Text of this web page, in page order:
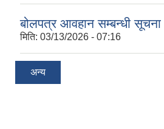
बोलपत्र आवहान सम्बन्धी सूचना
मिति: 03/13/2026 - 07:16
अन्य